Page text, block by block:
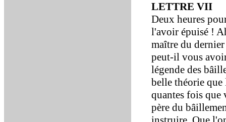
LETTRE VII
Deux heures
l'avoir épuisé !
maître du
peut-il vous
légende des
belle théorie que
quantes fois que
père du